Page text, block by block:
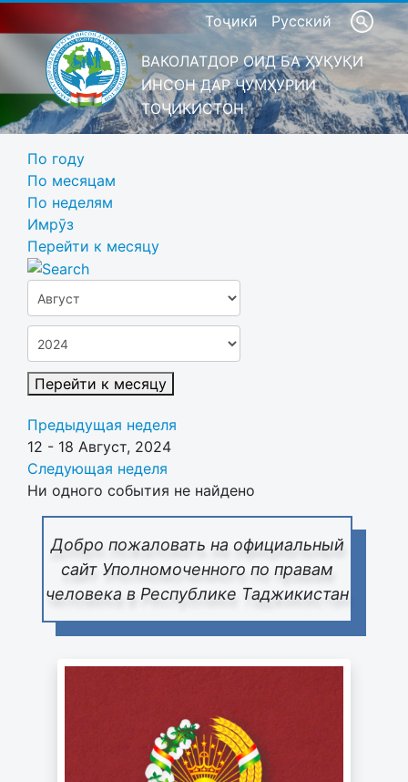
Тоҷикӣ Русский
ВАКОЛАТДОР ОИД БА ҲУҚУҚИ
ИНСОН ДАР ҶУМҲУРИИ
ТОҶИКИСТОН
Добро пожаловать на официальный
сайт Уполномоченного по правам
человека в Республике Таджикистан
По году
По месяцам
По неделям
Имрӯз
Перейти к месяцу
Перейти к месяцу
Предыдущая неделя
12 - 18 Август, 2024
Следующая неделя
Ни одного события не найдено